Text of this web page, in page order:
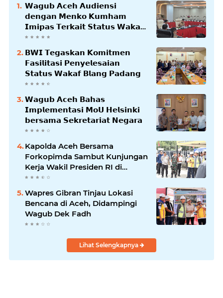
𝗪𝗮𝗴𝘂𝗯 𝗔𝗰𝗲𝗵 𝗔𝘂𝗱𝗶𝗲𝗻𝘀𝗶
𝗱𝗲𝗻𝗴𝗮𝗻 𝗠𝗲𝗻𝗸𝗼 𝗞𝘂𝗺𝗵𝗮𝗺
𝗜𝗺𝗶𝗽𝗮𝘀 𝗧𝗲𝗿𝗸𝗮𝗶𝘁 𝗦𝘁𝗮𝘁𝘂𝘀 𝗪𝗮𝗸𝗮𝗳
𝗕𝗹𝗮𝗻𝗴𝗽𝗮𝗱𝗮𝗻𝗴
𝗕𝗪𝗜 𝗧𝗲𝗴𝗮𝘀𝗸𝗮𝗻 𝗞𝗼𝗺𝗶𝘁𝗺𝗲𝗻
𝗙𝗮𝘀𝗶𝗹𝗶𝘁𝗮𝘀𝗶 𝗣𝗲𝗻𝘆𝗲𝗹𝗲𝘀𝗮𝗶𝗮𝗻
𝗦𝘁𝗮𝘁𝘂𝘀 𝗪𝗮𝗸𝗮𝗳 𝗕𝗹𝗮𝗻𝗴 𝗣𝗮𝗱𝗮𝗻𝗴
𝗪𝗮𝗴𝘂𝗯 𝗔𝗰𝗲𝗵 𝗕𝗮𝗵𝗮𝘀
𝗜𝗺𝗽𝗹𝗲𝗺𝗲𝗻𝘁𝗮𝘀𝗶 𝗠𝗼𝗨 𝗛𝗲𝗹𝘀𝗶𝗻𝗸𝗶
𝗯𝗲𝗿𝘀𝗮𝗺𝗮 𝗦𝗲𝗸𝗿𝗲𝘁𝗮𝗿𝗶𝗮𝘁 𝗡𝗲𝗴𝗮𝗿𝗮
Kapolda Aceh Bersama
Forkopimda Sambut Kunjungan
Kerja Wakil Presiden RI di
Kabupaten Bireuen
Wapres Gibran Tinjau Lokasi
Bencana di Aceh, Didampingi
Wagub Dek Fadh
Lihat Selengkapnya